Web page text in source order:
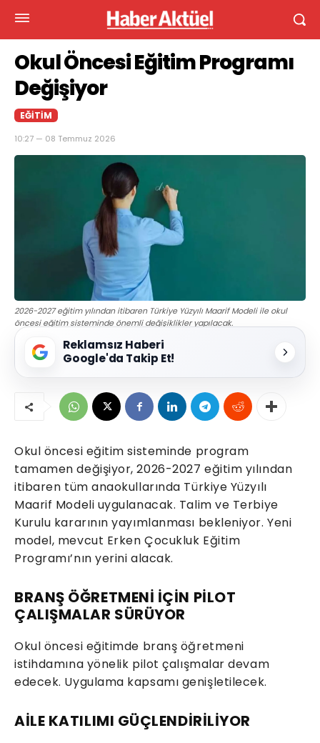
Okul Öncesi Eğitim Programı
Değişiyor
EĞITIM
10:27 — 08 Temmuz 2026
2026-2027 eğitim yılından itibaren Türkiye Yüzyılı Maarif Modeli ile okul
öncesi eğitim sisteminde önemli değişiklikler yapılacak.
Reklamsız Haberi
Google'da Takip Et!
Okul öncesi eğitim sisteminde program
tamamen değişiyor, 2026-2027 eğitim yılından
itibaren tüm anaokullarında Türkiye Yüzyılı
Maarif Modeli uygulanacak. Talim ve Terbiye
Kurulu kararının yayımlanması bekleniyor. Yeni
model, mevcut Erken Çocukluk Eğitim
Programı’nın yerini alacak.
BRANŞ ÖĞRETMENİ İÇİN PİLOT
ÇALIŞMALAR SÜRÜYOR
Okul öncesi eğitimde branş öğretmeni
istihdamına yönelik pilot çalışmalar devam
edecek. Uygulama kapsamı genişletilecek.
AİLE KATILIMI GÜÇLENDİRİLİYOR